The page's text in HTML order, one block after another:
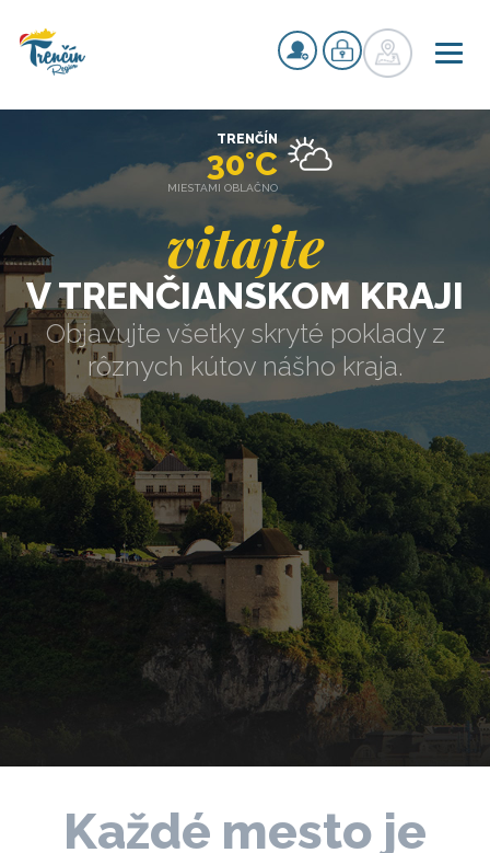
vitajte
V TRENČIANSKOM KRAJI
Objavujte všetky skryté poklady z
rôznych kútov nášho kraja.
TRENČÍN
30°C
MIESTAMI OBLAČNO
Každé mesto je